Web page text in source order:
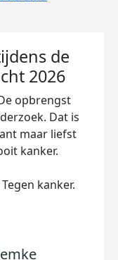
de
2026
opbrengst
Dat is
maar liefst
kanker.
kanker.